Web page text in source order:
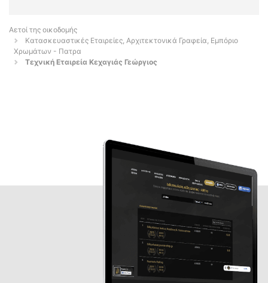
Αετοί της οικοδομής
Κατασκευαστικές Εταιρείες, Αρχιτεκτονικά Γραφεία, Εμπόριο
Χρωμάτων - Πατρα
Τεχνική Εταιρεία Κεχαγιάς Γεώργιος